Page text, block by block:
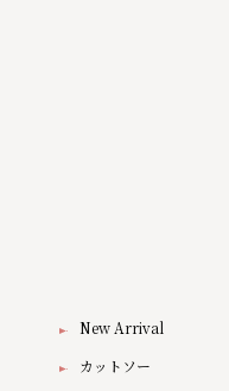
New Arrival
カットソー